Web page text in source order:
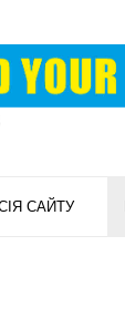
САЙТУ